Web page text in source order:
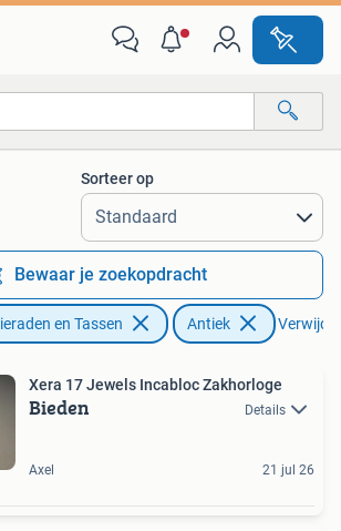
Alle afstanden…
Sorteer op
Bewaar je zoekopdracht
en Tassen Antiek
Xera 17 Jewels Incabloc Zakhorloge
Bieden Details
Axel 21 jul 26